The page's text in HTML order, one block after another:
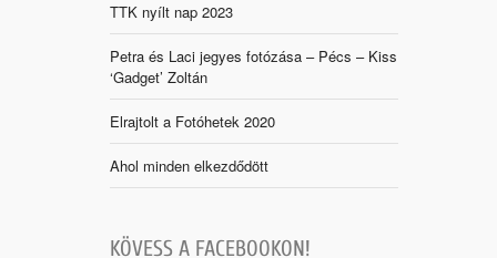
TTK nyílt nap 2023
Petra és Laci jegyes fotózása – Pécs – Kiss
‘Gadget’ Zoltán
Elrajtolt a Fotóhetek 2020
Ahol minden elkezdődött
KÖVESS A FACEBOOKON!